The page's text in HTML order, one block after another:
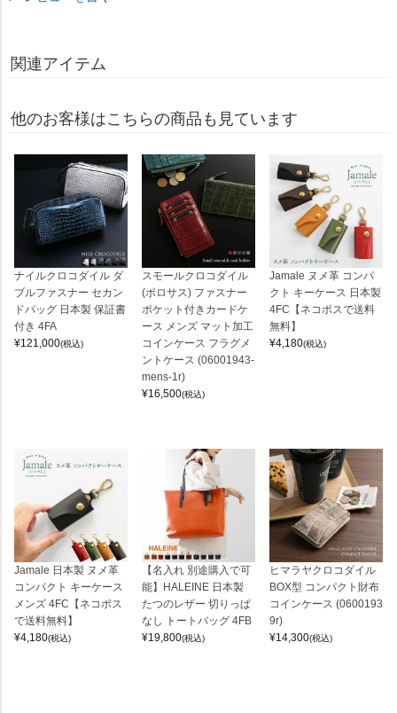
関連アイテム
他のお客様はこちらの商品も見ています
ナイルクロコダイル ダ
ブルファスナー セカン
ドバッグ 日本製 保証書
付き 4FA
¥121,000(税込)
スモールクロコダイル
(ポロサス) ファスナー
ポケット付きカードケ
ース メンズ マット加工
コインケース フラグメ
ントケース (06001943-
mens-1r)
¥16,500(税込)
Jamale ヌメ革 コンパ
クト キーケース 日本製
4FC【ネコポスで送料
無料】
¥4,180(税込)
Jamale 日本製 ヌメ革
コンパクト キーケース
メンズ 4FC【ネコポス
で送料無料】
¥4,180(税込)
【名入れ 別途購入で可
能】HALEINE 日本製
たつのレザー 切りっぱ
なし トートバッグ 4FB
¥19,800(税込)
ヒマラヤクロコダイル
BOX型 コンパクト財布
コインケース (0600193
9r)
¥14,300(税込)